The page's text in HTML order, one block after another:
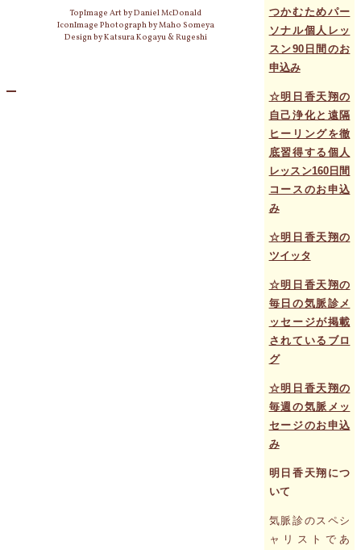
つかむためパー
ソナル個人レッ
スン90日間のお
申込み
☆明日香天翔の
自己浄化と遠隔
ヒーリングを徹
底習得する個人
レッスン160日間
コースのお申込
み
☆明日香天翔の
ツイッタ
☆明日香天翔の
毎日の気脈診メ
ッセージが掲載
されているブロ
グ
☆明日香天翔の
毎週の気脈メッ
セージのお申込
み
明日香天翔につ
いて
気脈診のスペシ
ャリストであ
TopImage Art by Daniel McDonald
IconImage Photograph by Maho Someya
Design by Katsura Kogayu & Rugeshi